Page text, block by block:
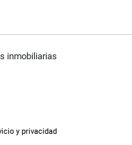
inmobiliarias
y privacidad